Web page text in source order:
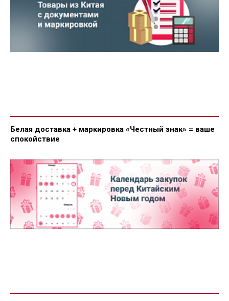
Белая доставка + маркировка «Честный знак» = ваше
спокойствие